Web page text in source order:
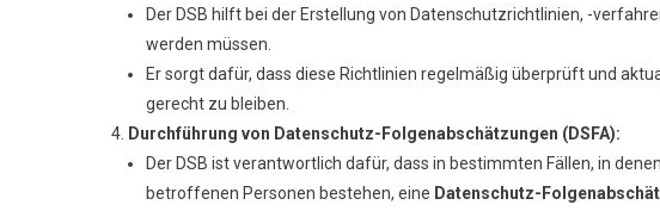
Der DSB hilft bei der Erstellung von Datenschutzrichtlinien, -
werden müssen.
Er sorgt dafür, dass diese Richtlinien regelmäßig überprüft und
gerecht zu bleiben.
Durchführung von Datenschutz-Folgenabschätzungen (DSFA):
Der DSB ist verantwortlich dafür, dass in bestimmten Fällen, in
betroffenen Personen bestehen, eine Datenschutz-